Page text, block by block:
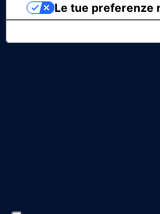
Le tue preferenze